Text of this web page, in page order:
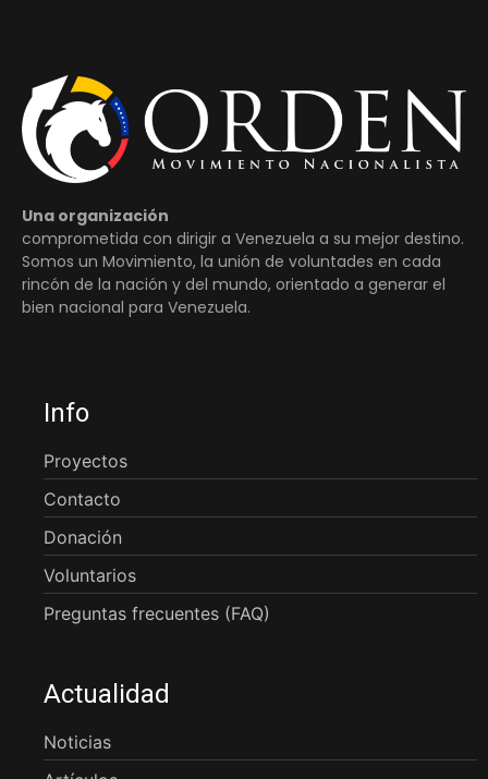
Una organización
comprometida con dirigir a Venezuela a su mejor destino.
Somos un Movimiento, la unión de voluntades en cada
rincón de la nación y del mundo, orientado a generar el
bien nacional para Venezuela.
Info
Proyectos
Contacto
Donación
Voluntarios
Preguntas frecuentes (FAQ)
Actualidad
Noticias